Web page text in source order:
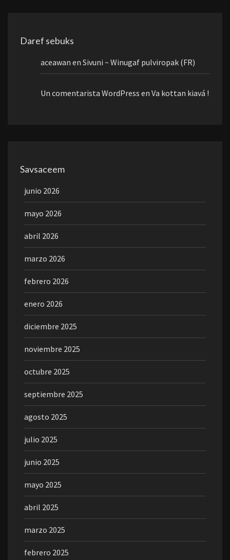
Daref sebuks
aceawan en Sivuni ~ Winugaf pulviropak (FR)
Un comentarista WordPress en Va kottan kiavá !
Savsaceem
junio 2026
mayo 2026
abril 2026
marzo 2026
febrero 2026
enero 2026
diciembre 2025
noviembre 2025
octubre 2025
septiembre 2025
agosto 2025
julio 2025
junio 2025
mayo 2025
abril 2025
marzo 2025
febrero 2025